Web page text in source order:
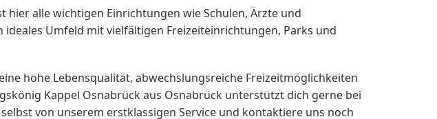
alle wichtigen Einrichtungen wie Schulen, Ärzte und
Umfeld mit vielfältigen Freizeiteinrichtungen, Parks und
hohe Lebensqualität, abwechslungsreiche Freizeitmöglichkeiten
Kappel Osnabrück aus Osnabrück unterstützt dich gerne bei
von unserem erstklassigen Service und kontaktiere uns noch